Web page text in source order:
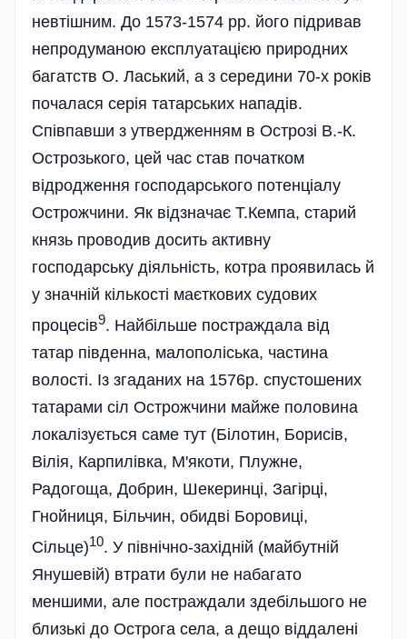
невтішним. До 1573-1574 pp. його підривав
непродуманою експлуатацією природних
багатств О. Ласький, а з середини 70-х років
почалася серія татарських нападів.
Співпавши з утвердженням в Острозі В.-К.
Острозького, цей час став початком
відродження господарського потенціалу
Острожчини. Як відзначає Т.Кемпа, старий
князь проводив досить активну
господарську діяльність, котра проявилась й
у значній кількості маєткових судових
процесів9. Найбільше постраждала від
татар південна, малополіська, частина
волості. Із згаданих на 1576р. спустошених
татарами сіл Острожчини майже половина
локалізується саме тут (Білотин, Борисів,
Вілія, Карпилівка, М'якоти, Плужне,
Радогоща, Добрин, Шекеринці, Загірці,
Гнойниця, Більчин, обидві Боровиці,
Сільце)10. У північно-західній (майбутній
Янушевій) втрати були не набагато
меншими, але постраждали здебільшого не
близькі до Острога села, а дещо віддалені